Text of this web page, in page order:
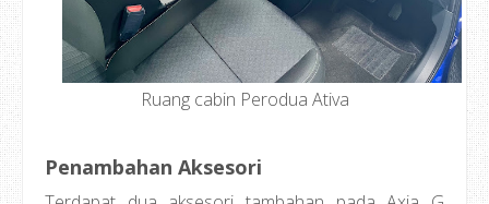
Ruang cabin Perodua Ativa
Penambahan Aksesori